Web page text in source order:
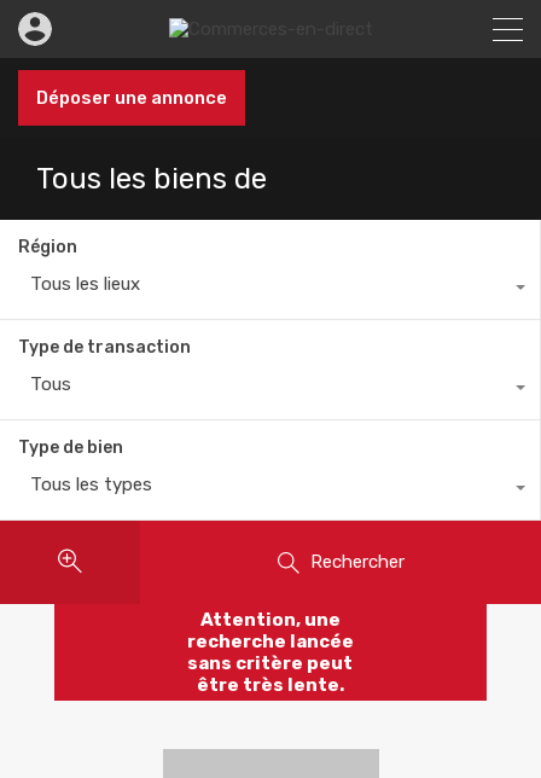
Déposer une annonce
Tous les biens de
Région
Tous les lieux
Type de transaction
Tous
Type de bien
Tous les types
Rechercher
Attention, une
recherche lancée
sans critère peut
être très lente.